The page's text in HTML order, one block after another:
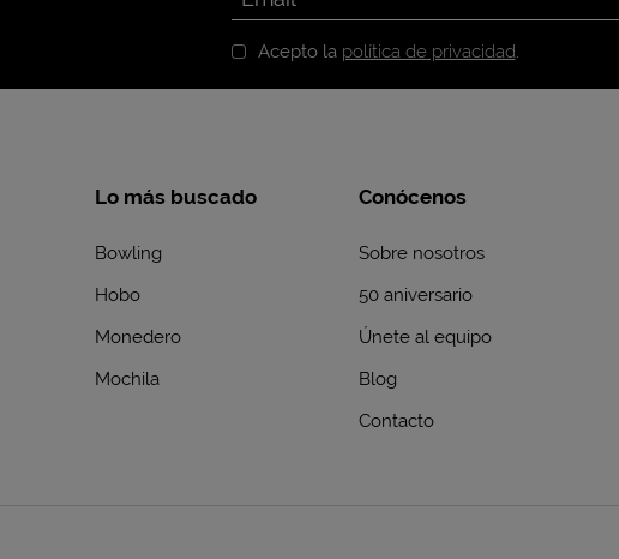
Acepto la política de privacidad.
Lo más buscado
Bowling
Hobo
Monedero
Mochila
Conócenos
Sobre nosotros
50 aniversario
Únete al equipo
Blog
Contacto